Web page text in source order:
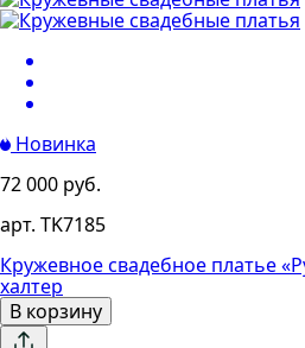
Новинка
72 000 руб.
арт. TK7185
Кружевное свадебное платье
халтер
В корзину